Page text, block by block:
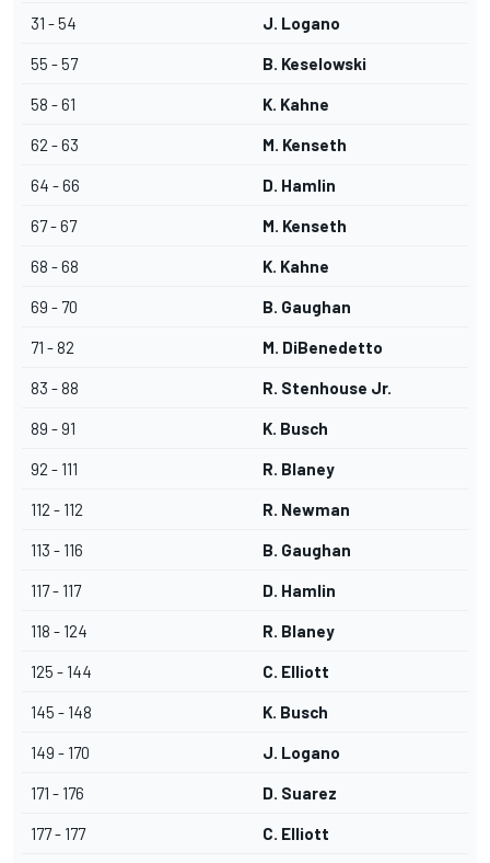
31 - 54 J. Logano
55 - 57 B. Keselowski
58 - 61 K. Kahne
62 - 63 M. Kenseth
64 - 66 D. Hamlin
67 - 67 M. Kenseth
68 - 68 K. Kahne
69 - 70 B. Gaughan
71 - 82 M. DiBenedetto
83 - 88 R. Stenhouse Jr.
89 - 91 K. Busch
92 - 111 R. Blaney
112 - 112 R. Newman
113 - 116 B. Gaughan
117 - 117 D. Hamlin
118 - 124 R. Blaney
125 - 144 C. Elliott
145 - 148 K. Busch
149 - 170 J. Logano
171 - 176 D. Suarez
177 - 177 C. Elliott